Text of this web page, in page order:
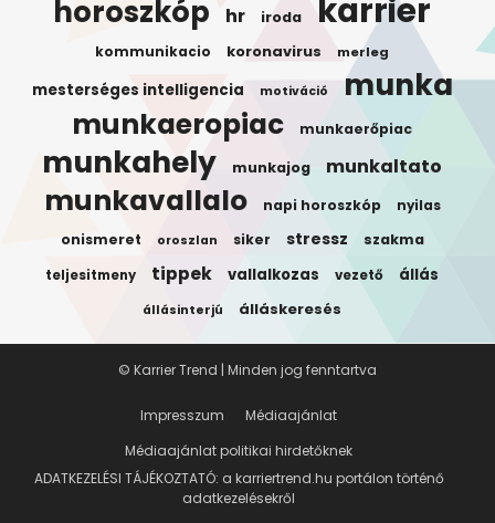
horoszkóp hr iroda karrier
kommunikacio koronavirus merleg
mesterséges intelligencia motiváció munka
munkaeropiac munkaerőpiac
munkahely munkajog munkaltato
munkavallalo napi horoszkóp nyilas
onismeret oroszlan siker stressz szakma
teljesitmeny tippek vallalkozas vezető állás
állásinterjú álláskeresés
Impresszum
Médiaajánlat
Médiaajánlat politikai hirdetőknek
ADATKEZELÉSI TÁJÉKOZTATÓ: a karriertrend.hu portálon történő
adatkezelésekről
© Karrier Trend | Minden jog fenntartva